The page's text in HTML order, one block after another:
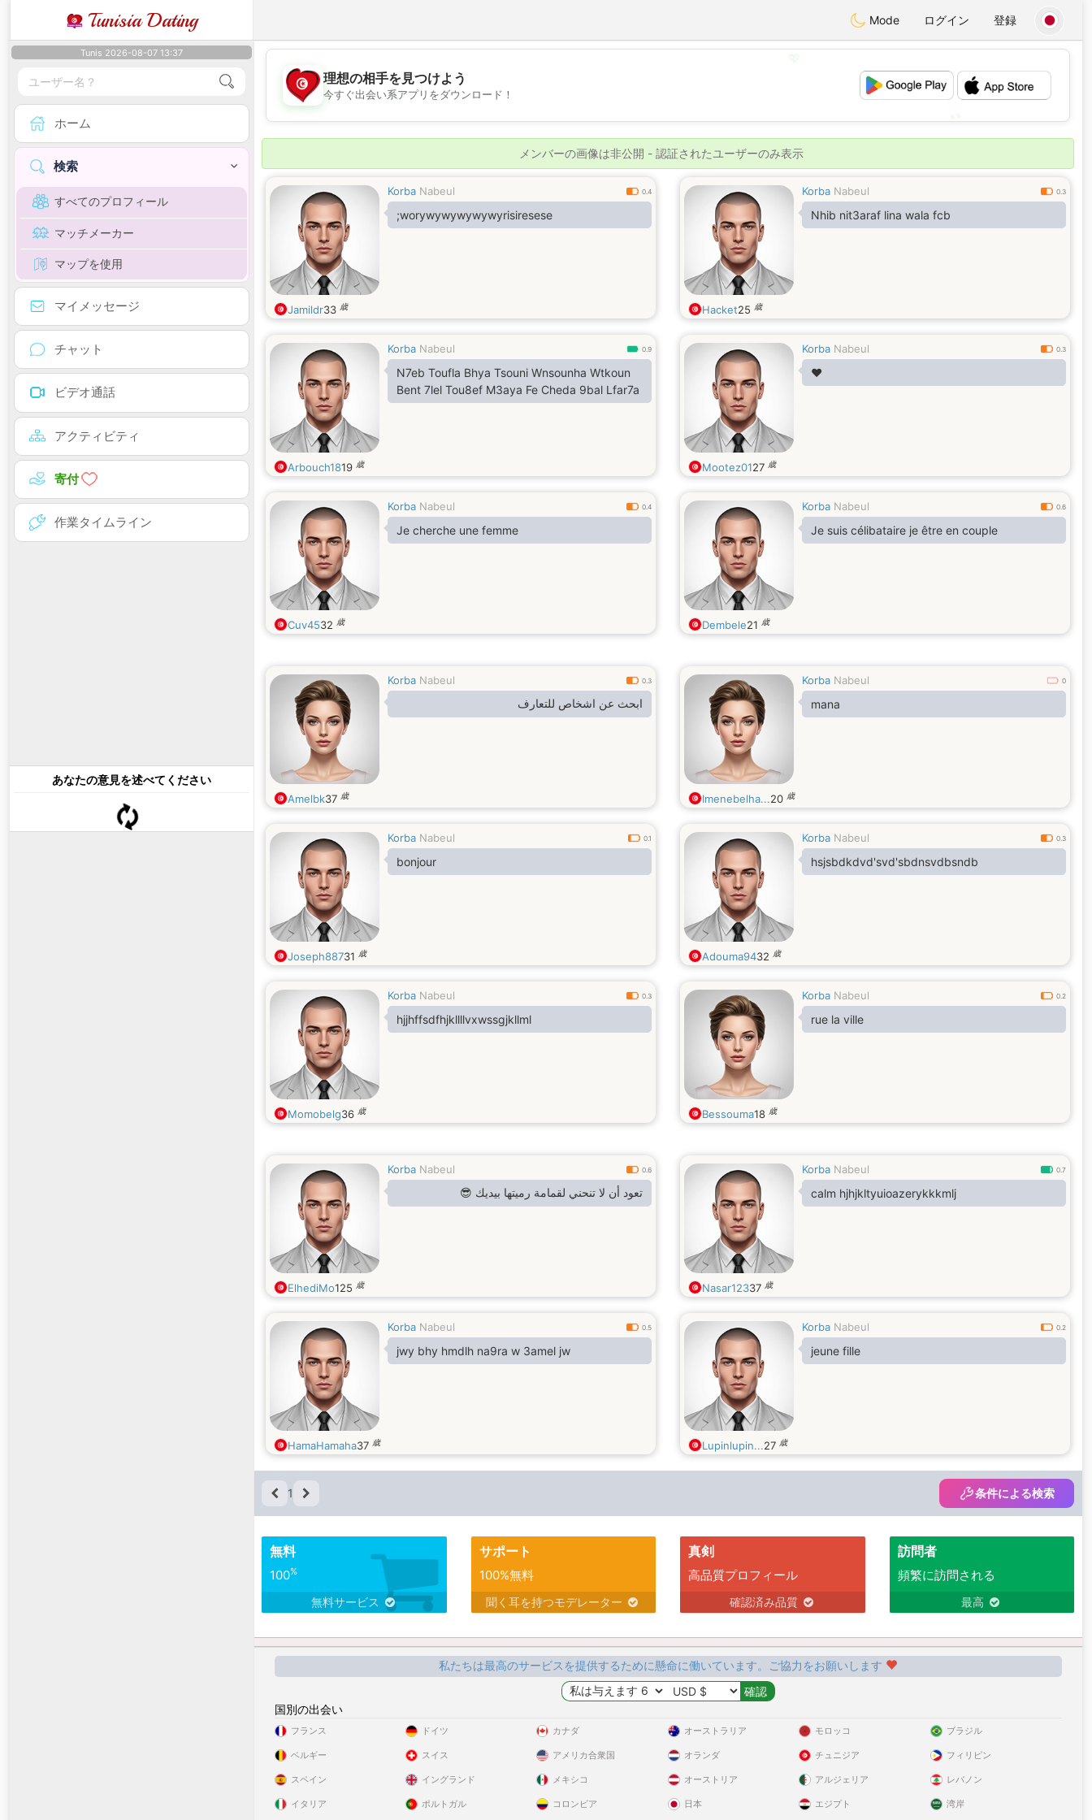
Tunisia Dating Mode ログイン 登録
Tunis 2026-08-07 13:37
ホーム
検索
すべてのプロフィール
マッチメーカー
マップを使用
マイメッセージ
チャット
ビデオ通話
アクティビティ
寄付
作業タイムライン
あなたの意見を述べてください
💖
💕
理想の相手を見つけよう
今すぐ出会い系アプリをダウンロード！
メンバーの画像は非公開 - 認証されたユーザーのみ表示
Korba Nabeul 0.4
;worywywywywywyrisiresese
Jamildr33 歳
Korba Nabeul 0.3
Nhib nit3araf lina wala fcb
Hacket25 歳
Korba Nabeul 0.9
N7eb Toufla Bhya Tsouni Wnsounha Wtkoun
Bent 7lel Tou8ef M3aya Fe Cheda 9bal Lfar7a
Arbouch1819 歳
Korba Nabeul 0.3
♥️
Mootez0127 歳
Korba Nabeul 0.4
Je cherche une femme
Cuv4532 歳
Korba Nabeul 0.6
Je suis célibataire je être en couple
Dembele21 歳
Korba Nabeul 0.3
ابحث عن اشخاص للتعارف
Amelbk37 歳
Korba Nabeul 0
mana
Imenebelha...20 歳
Korba Nabeul 0.1
bonjour
Joseph88731 歳
Korba Nabeul 0.3
hsjsbdkdvd'svd'sbdnsvdbsndb
Adouma9432 歳
Korba Nabeul 0.3
hjjhffsdfhjkllllvxwssgjkllml
Momobelg36 歳
Korba Nabeul 0.2
rue la ville
Bessouma18 歳
Korba Nabeul 0.6
تعود أن لا تنحني لقمامة رميتها بيديك 😎
ElhediMo125 歳
Korba Nabeul 0.7
calm hjhjkltyuioazerykkkmlj
Nasar12337 歳
Korba Nabeul 0.5
jwy bhy hmdlh na9ra w 3amel jw
HamaHamaha37 歳
Korba Nabeul 0.2
jeune fille
Lupinlupin...27 歳
1 条件による検索
無料
100%
無料サービス
サポート
100%無料
聞く耳を持つモデレーター
真剣
高品質プロフィール
確認済み品質
訪問者
頻繁に訪問される
最高
私たちは最高のサービスを提供するために懸命に働いています。ご協力をお願いします
国別の出会い
フランス
ベルギー
スペイン
イタリア
ドイツ
スイス
イングランド
ポルトガル
カナダ
アメリカ合衆国
メキシコ
コロンビア
オーストラリア
オランダ
オーストリア
日本
モロッコ
チュニジア
アルジェリア
エジプト
ブラジル
フィリピン
レバノン
湾岸